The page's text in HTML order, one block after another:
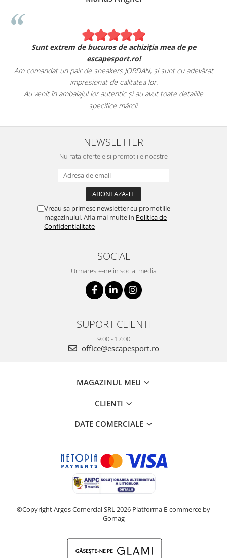
Sunt extrem de bucuros de achiziția mea de pe
escapesport.ro!
Am comandat un pair de sneakers JORDAN, și sunt cu adevărat
impresionat de calitatea lor.
Au venit în ambalajul lor autentic și au avut toate detaliile
specifice mărcii.
NEWSLETTER
Nu rata ofertele si promotiile noastre
Vreau sa primesc newsletter cu promotiile
magazinului. Afla mai multe in Politica de
Confidentialitate
SOCIAL
Urmareste-ne in social media
SUPORT CLIENTI
9:00 - 17:00
office@escapesport.ro
MAGAZINUL MEU
CLIENTI
DATE COMERCIALE
©Copyright Argos Comercial SRL 2026 Platforma E-commerce by
Gomag